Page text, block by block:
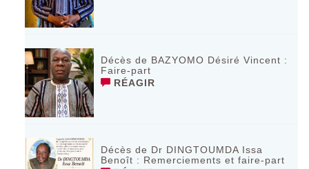
Décès de BAZYOMO Désiré Vincent :
Faire-part
RÉAGIR
Décès de Dr DINGTOUMDA Issa
Benoît : Remerciements et faire-part